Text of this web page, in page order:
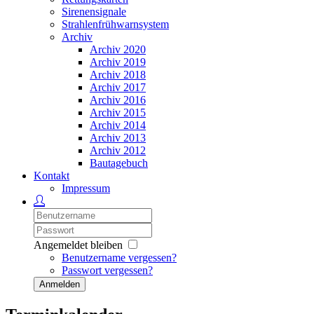
Sirenensignale
Strahlenfrühwarnsystem
Archiv
Archiv 2020
Archiv 2019
Archiv 2018
Archiv 2017
Archiv 2016
Archiv 2015
Archiv 2014
Archiv 2013
Archiv 2012
Bautagebuch
Kontakt
Impressum
Angemeldet bleiben
Benutzername vergessen?
Passwort vergessen?
Anmelden